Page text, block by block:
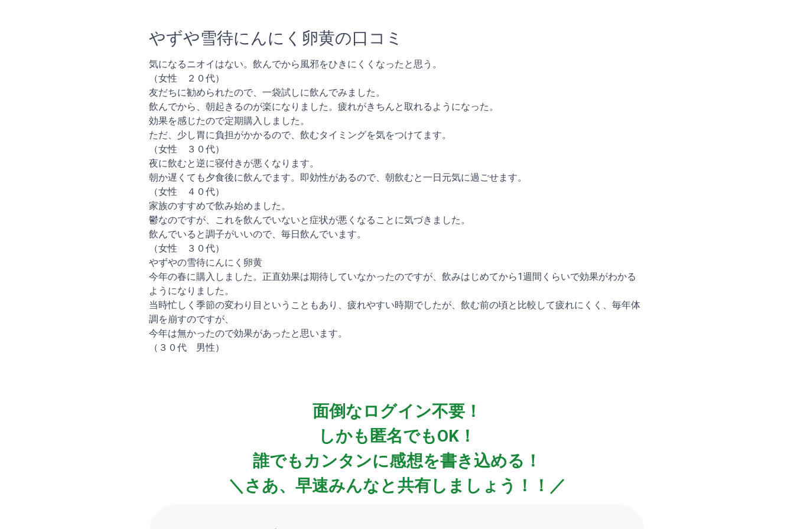
やずや雪待にんにく卵黄の口コミ
気になるニオイはない。飲んでから風邪をひきにくくなったと思う。
（女性 ２０代）
友だちに勧められたので、一袋試しに飲んでみました。
飲んでから、朝起きるのが楽になりました。疲れがきちんと取れるようになった。
効果を感じたので定期購入しました。
ただ、少し胃に負担がかかるので、飲むタイミングを気をつけてます。
（女性 ３０代）
夜に飲むと逆に寝付きが悪くなります。
朝か遅くても夕食後に飲んでます。即効性があるので、朝飲むと一日元気に過ごせます。
（女性 ４０代）
家族のすすめで飲み始めました。
鬱なのですが、これを飲んでいないと症状が悪くなることに気づきました。
飲んでいると調子がいいので、毎日飲んでいます。
（女性 ３０代）
やずやの雪待にんにく卵黄
今年の春に購入しました。正直効果は期待していなかったのですが、飲みはじめてから1週間くらいで効果がわかる
ようになりました。
当時忙しく季節の変わり目ということもあり、疲れやすい時期でしたが、飲む前の頃と比較して疲れにくく、毎年体
調を崩すのですが、
今年は無かったので効果があったと思います。
（３０代 男性）
面倒なログイン不要！
しかも匿名でもOK！
誰でもカンタンに感想を書き込める！
＼さあ、早速みんなと共有しましょう！！／